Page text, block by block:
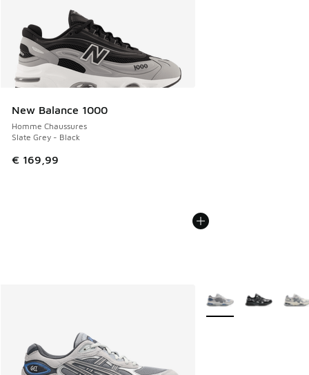
New Balance 1000
Homme Chaussures
Slate Grey - Black
€ 169,99
Plus de couleurs